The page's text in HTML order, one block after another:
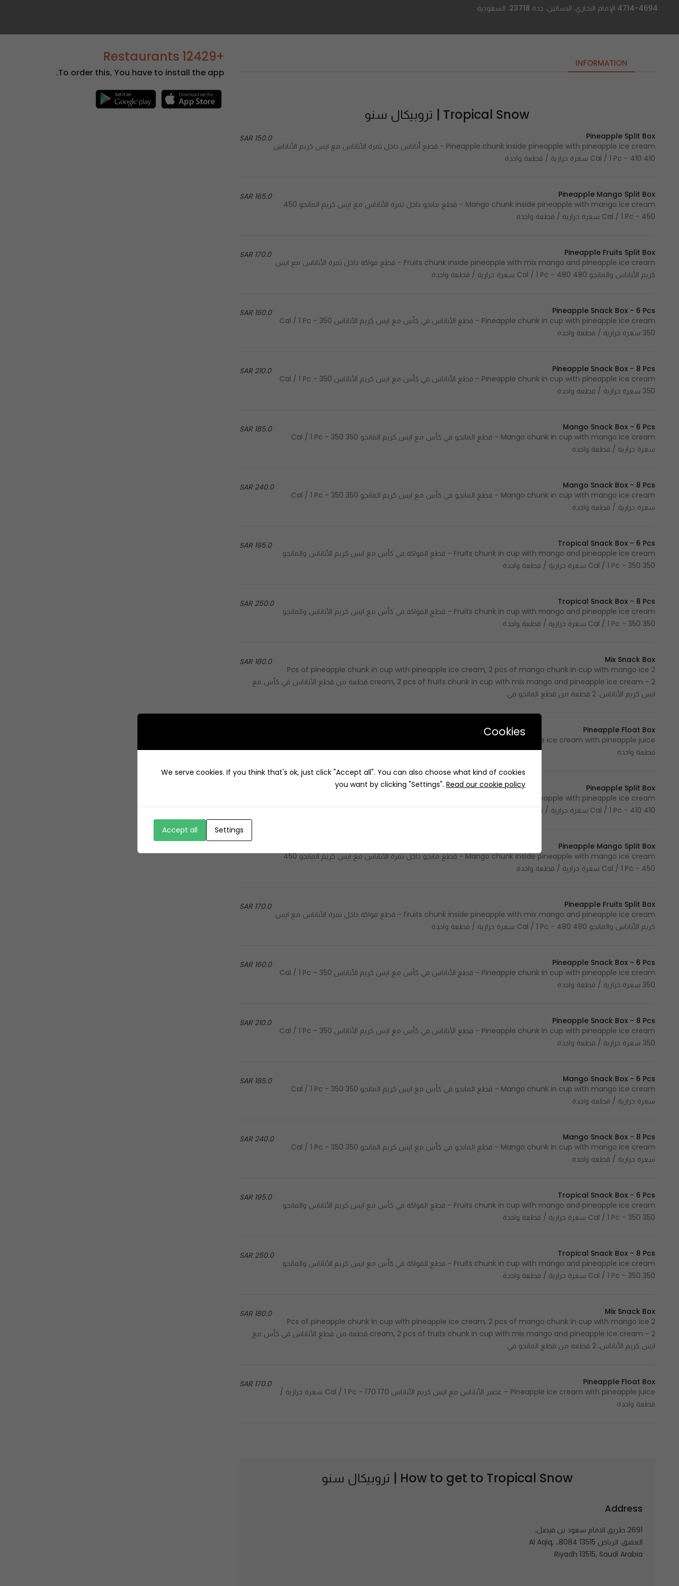
4714-4694 الإمام البخاري، البساتين، جدة 23718، السعودية
INFORMATION
Tropical Snow | تروبيكال سنو
150.0 SAR
Pineapple Split Box
Pineapple chunk inside pineapple with pineapple ice cream - قطع أناناس داخل ثمرة الأناناس مع ايس كريم الأناناس
410 Cal / 1 Pc - 410 سعرة حرارية / قطعة واحدة
165.0 SAR
Pineapple Mango Split Box
Mango chunk inside pineapple with mango ice cream - قطع مانجو داخل ثمرة الأناناس مع ايس كريم المانجو 450
Cal / 1 Pc - 450 سعرة حرارية / قطعة واحدة
170.0 SAR
Pineapple Fruits Split Box
Fruits chunk inside pineapple with mix mango and pineapple ice cream - قطع فواكة داخل ثمرة الأناناس مع ايس
كريم الأناناس والمانجو 480 Cal / 1 Pc - 480 سعرة حرارية / قطعة واحدة
160.0 SAR
Pineapple Snack Box - 6 Pcs
Pineapple chunk in cup with pineapple ice cream - قطع الأناناس في كأس مع ايس كريم الأناناس 350 Cal / 1 Pc -
350 سعرة حرارية / قطعة واحدة
210.0 SAR
Pineapple Snack Box - 8 Pcs
Pineapple chunk in cup with pineapple ice cream - قطع الأناناس في كأس مع ايس كريم الأناناس 350 Cal / 1 Pc -
350 سعرة حرارية / قطعة واحدة
185.0 SAR
Mango Snack Box - 6 Pcs
Mango chunk in cup with mango ice cream - قطع المانجو في كأس مع ايس كريم المانجو 350 Cal / 1 Pc - 350
سعرة حرارية / قطعة واحدة
240.0 SAR
Mango Snack Box - 8 Pcs
Mango chunk in cup with mango ice cream - قطع المانجو في كأس مع ايس كريم المانجو 350 Cal / 1 Pc - 350
سعرة حرارية / قطعة واحدة
195.0 SAR
Tropical Snack Box - 6 Pcs
Fruits chunk in cup with mango and pineapple ice cream - قطع الفواكة في كأس مع ايس كريم الأناناس والمانجو
350 Cal / 1 Pc - 350 سعرة حرارية / قطعة واحدة
250.0 SAR
Tropical Snack Box - 8 Pcs
Fruits chunk in cup with mango and pineapple ice cream - قطع الفواكة في كأس مع ايس كريم الأناناس والمانجو
350 Cal / 1 Pc - 350 سعرة حرارية / قطعة واحدة
180.0 SAR
Mix Snack Box
2 Pcs of pineapple chunk in cup with pineapple ice cream, 2 pcs of mango chunk in cup with mango ice
cream, 2 pcs of fruits chunk in cup with mix mango and pineapple ice cream - 2 قطعة من قطع الأناناس في كأس مع
ايس كريم الأناناس، 2 قطعة من قطع المانجو في
Pineapple Float Box
قطعة واحدة
Pineapple Split Box
410 Cal / 1 Pc - 410 سعرة حرارية / قطعة واحدة
Pineapple Mango Split Box
Mango chunk inside pineapple with mango ice cream - قطع مانجو داخل ثمرة الأناناس مع ايس كريم المانجو 450
Cal / 1 Pc - 450 سعرة حرارية / قطعة واحدة
170.0 SAR
Pineapple Fruits Split Box
Fruits chunk inside pineapple with mix mango and pineapple ice cream - قطع فواكة داخل ثمرة الأناناس مع ايس
كريم الأناناس والمانجو 480 Cal / 1 Pc - 480 سعرة حرارية / قطعة واحدة
160.0 SAR
Pineapple Snack Box - 6 Pcs
Pineapple chunk in cup with pineapple ice cream - قطع الأناناس في كأس مع ايس كريم الأناناس 350 Cal / 1 Pc -
350 سعرة حرارية / قطعة واحدة
210.0 SAR
Pineapple Snack Box - 8 Pcs
Pineapple chunk in cup with pineapple ice cream - قطع الأناناس في كأس مع ايس كريم الأناناس 350 Cal / 1 Pc -
350 سعرة حرارية / قطعة واحدة
185.0 SAR
Mango Snack Box - 6 Pcs
Mango chunk in cup with mango ice cream - قطع المانجو في كأس مع ايس كريم المانجو 350 Cal / 1 Pc - 350
سعرة حرارية / قطعة واحدة
240.0 SAR
Mango Snack Box - 8 Pcs
Mango chunk in cup with mango ice cream - قطع المانجو في كأس مع ايس كريم المانجو 350 Cal / 1 Pc - 350
سعرة حرارية / قطعة واحدة
195.0 SAR
Tropical Snack Box - 6 Pcs
Fruits chunk in cup with mango and pineapple ice cream - قطع الفواكة في كأس مع ايس كريم الأناناس والمانجو
350 Cal / 1 Pc - 350 سعرة حرارية / قطعة واحدة
250.0 SAR
Tropical Snack Box - 8 Pcs
Fruits chunk in cup with mango and pineapple ice cream - قطع الفواكة في كأس مع ايس كريم الأناناس والمانجو
350 Cal / 1 Pc - 350 سعرة حرارية / قطعة واحدة
180.0 SAR
Mix Snack Box
2 Pcs of pineapple chunk in cup with pineapple ice cream, 2 pcs of mango chunk in cup with mango ice
cream, 2 pcs of fruits chunk in cup with mix mango and pineapple ice cream - 2 قطعة من قطع الأناناس في كأس مع
ايس كريم الأناناس، 2 قطعة من قطع المانجو في
170.0 SAR
Pineapple Float Box
Pineapple ice cream with pineapple juice - عصير الأناناس مع ايس كريم الأناناس 170 Cal / 1 Pc - 170 سعرة حرارية /
قطعة واحدة
How to get to Tropical Snow | تروبيكال سنو
Address
2691 طريق الامام سعود بن فيصل،
العقيق، الرياض 13515 8084،، Al Aqiq,
Riyadh 13515, Saudi Arabia
+12429 Restaurants
To order this, You have to install the app.
Cookies
We serve cookies. If you think that's ok, just click "Accept all". You can also choose what kind of cookies
you want by clicking "Settings". Read our cookie policy
Settings
Accept all